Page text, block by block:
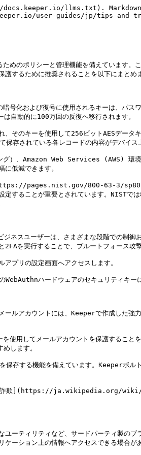
llms.txt).
user-guides/jp/tips-and-
めのポリシーと管理機能を備えています
するために推奨されることを以下にまとめ
号化および復号に使用されるキーは、パ
自動的に100万回の反復へ移行されます。
そのキーを使用して256ビットAESデー
存されている各レコードの内容がデバイス
）、Amazon Web Services (AWS) 環
低減できます。
800-63-3/sp800-
することが重要とされています。NISTで
ネスユーザーは、さまざまな段階での制
を実行することで、ブルートフォース攻
プリの設定画面へアクセスします。
ハードウェアのセキュリティキーに
ルアカウントには、Keeperで作成した
してメールアカウントを保護することを
します。
を保存する機能を備えています。
欺](https://ja.wikipedia.org/wiki/
ーティリティなど、サードパーティ製の
ーション上の情報へアクセスできる場合